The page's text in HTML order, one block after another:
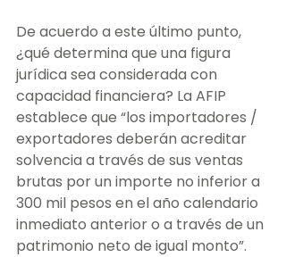
De acuerdo a este último punto,
¿qué determina que una figura
jurídica sea considerada con
capacidad financiera? La AFIP
establece que “los importadores /
exportadores deberán acreditar
solvencia a través de sus ventas
brutas por un importe no inferior a
300 mil pesos en el año calendario
inmediato anterior o a través de un
patrimonio neto de igual monto”.